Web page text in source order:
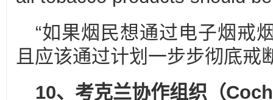
“如果烟民想通过电子烟戒
且应该通过计划一步步彻底戒
10、考克兰协作组织 （